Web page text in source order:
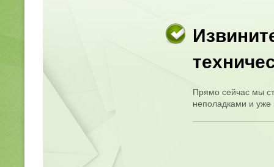
Прямо сейчас мы
неполадками и